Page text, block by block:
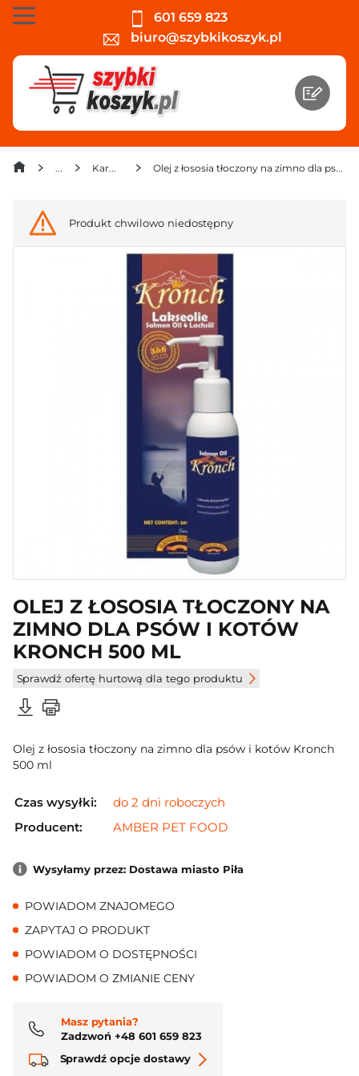
601 659 823
biuro@szybkikoszyk.pl
Karma sucha Olej z łososia tłoczony na zimno dla psów i kotów Kronch 500 ml
Produkt chwilowo niedostępny
OLEJ Z ŁOSOSIA TŁOCZONY NA
ZIMNO DLA PSÓW I KOTÓW
KRONCH 500 ML
Sprawdź ofertę hurtową dla tego produktu
Olej z łososia tłoczony na zimno dla psów i kotów Kronch
500 ml
Czas wysyłki:
do 2 dni roboczych
Producent:
AMBER PET FOOD
Wysyłamy przez: Dostawa miasto Piła
POWIADOM ZNAJOMEGO
ZAPYTAJ O PRODUKT
POWIADOM O DOSTĘPNOŚCI
POWIADOM O ZMIANIE CENY
Masz pytania?
Zadzwoń +48 601 659 823
Sprawdź opcje dostawy